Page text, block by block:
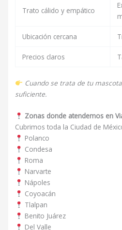
Trato cálido y empático
Ubicación cercana
Precios claros
Cuando se trata de tu
suficiente.
Zonas donde atendemos en
Cubrimos toda la Ciudad de
Polanco
Condesa
Roma
Narvarte
Nápoles
Coyoacán
Tlalpan
Benito Juárez
Del Valle